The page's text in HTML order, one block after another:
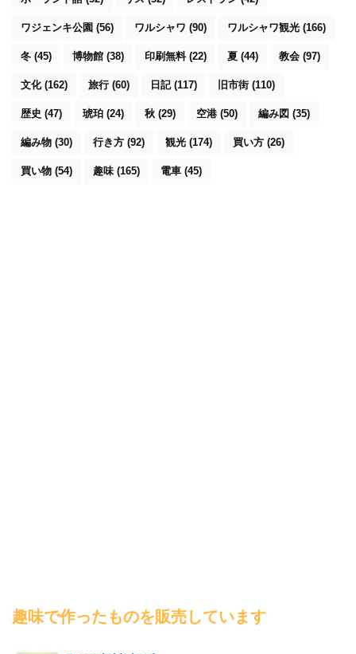
ワジェンキ公園 (56) ワルシャワ (90) ワルシャワ観光 (166)
冬 (45) 博物館 (38) 印刷無料(22) 夏 (44) 教会 (97)
文化(162) 旅行 (60) 日記(117) 旧市街 (110)
歴史 (47) 琥珀 (24) 秋 (29) 空港 (50) 編み図 (35)
編み物 (30) 行き方 (92) 観光 (174) 買い方 (26)
買い物 (54) 趣味 (165) 電車 (45)
趣味で作ったものを販売しています